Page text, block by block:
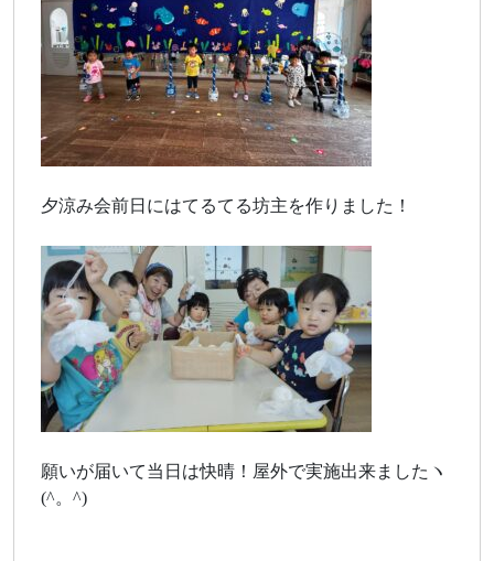
夕涼み会前日にはてるてる坊主を作りました！
願いが届いて当日は快晴！屋外で実施出来ましたヽ
(^。^)